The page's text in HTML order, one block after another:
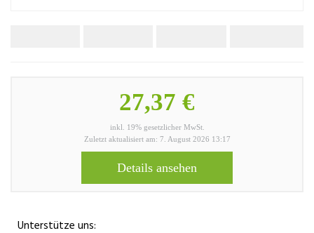
27,37 €
inkl. 19% gesetzlicher MwSt.
Zuletzt aktualisiert am: 7. August 2026 13:17
Details ansehen
Unterstütze uns: